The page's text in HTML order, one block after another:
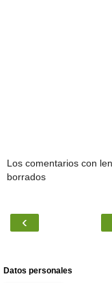
Los comentarios con
borrados
‹
Datos personales